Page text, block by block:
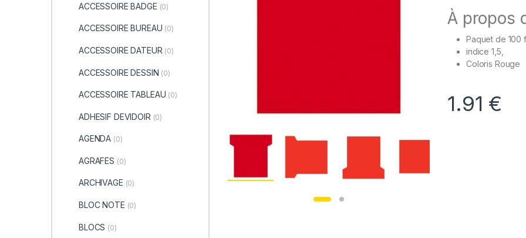
À propos
Paquet de 100
indice 1,5,
Coloris Rouge
1.91 €
ACCESSOIRE BADGE (0)
ACCESSOIRE BUREAU (0)
ACCESSOIRE DATEUR (0)
ACCESSOIRE DESSIN (0)
ACCESSOIRE TABLEAU (0)
ADHESIF DEVIDOIR (0)
AGENDA (0)
AGRAFES (0)
ARCHIVAGE (0)
BLOC NOTE (0)
BLOCS (0)